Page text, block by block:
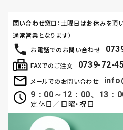
お電話でのお問い合わせ
メールでのお問い合わせ
9：00～12：00、13：
定休日／日曜・祝日
FAXでのご注文 0739-72-
問い合わせ窓口 ：土曜日はお休みを頂
通常営業となります）